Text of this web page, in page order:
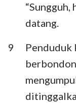
datang.
9
Penduduk